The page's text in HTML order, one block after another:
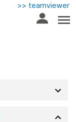
>> teamviewer